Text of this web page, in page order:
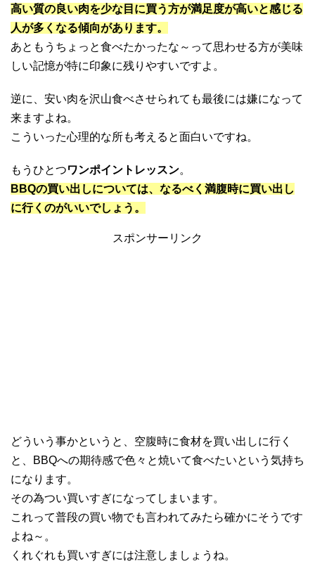
高い質の良い肉を少な目に買う方が満足度が高いと感じる
人が多くなる傾向があります。
あともうちょっと食べたかったな～って思わせる方が美味
しい記憶が特に印象に残りやすいですよ。
逆に、安い肉を沢山食べさせられても最後には嫌になって
来ますよね。
こういった心理的な所も考えると面白いですね。
もうひとつワンポイントレッスン。
BBQの買い出しについては、なるべく満腹時に買い出し
に行くのがいいでしょう。
スポンサーリンク
どういう事かというと、空腹時に食材を買い出しに行く
と、BBQへの期待感で色々と焼いて食べたいという気持ち
になります。
その為つい買いすぎになってしまいます。
これって普段の買い物でも言われてみたら確かにそうです
よね～。
くれぐれも買いすぎには注意しましょうね。